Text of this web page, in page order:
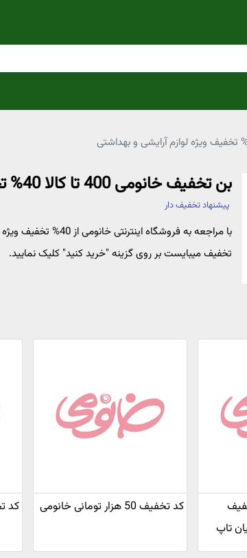
بن تخفیف خانومی 400 تا کالا 40% تخفیف ویژه لوازم آرایشی و بهداشتی
پیشنهاد تخفیف دار
تخفیف میبایست بر روی گزینه "خرید کنید" کلیک نمایید.
تاپ
کد تخفیف 50 هزار تومانی خانومی کد تخفیف